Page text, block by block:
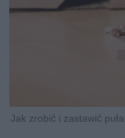
Jak zrobić i zastawić